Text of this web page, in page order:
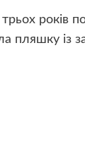
років
пляшку